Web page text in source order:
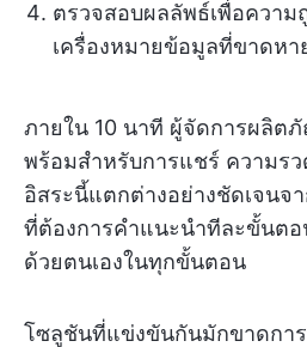
ตรวจสอบผลลัพธ์เพื่อความ
เครื่องหมายข้อมูลที่ขาดหา
ภายใน 10 นาที ผู้จัดการผลิต
พร้อมสำหรับการแชร์ ความรว
อิสระนี้แตกต่างอย่างชัดเจนจ
ที่ต้องการคำแนะนำทีละขั้นต
ด้วยตนเองในทุกขั้นตอน
โซลูชันที่แข่งขันกันมักขาดกา